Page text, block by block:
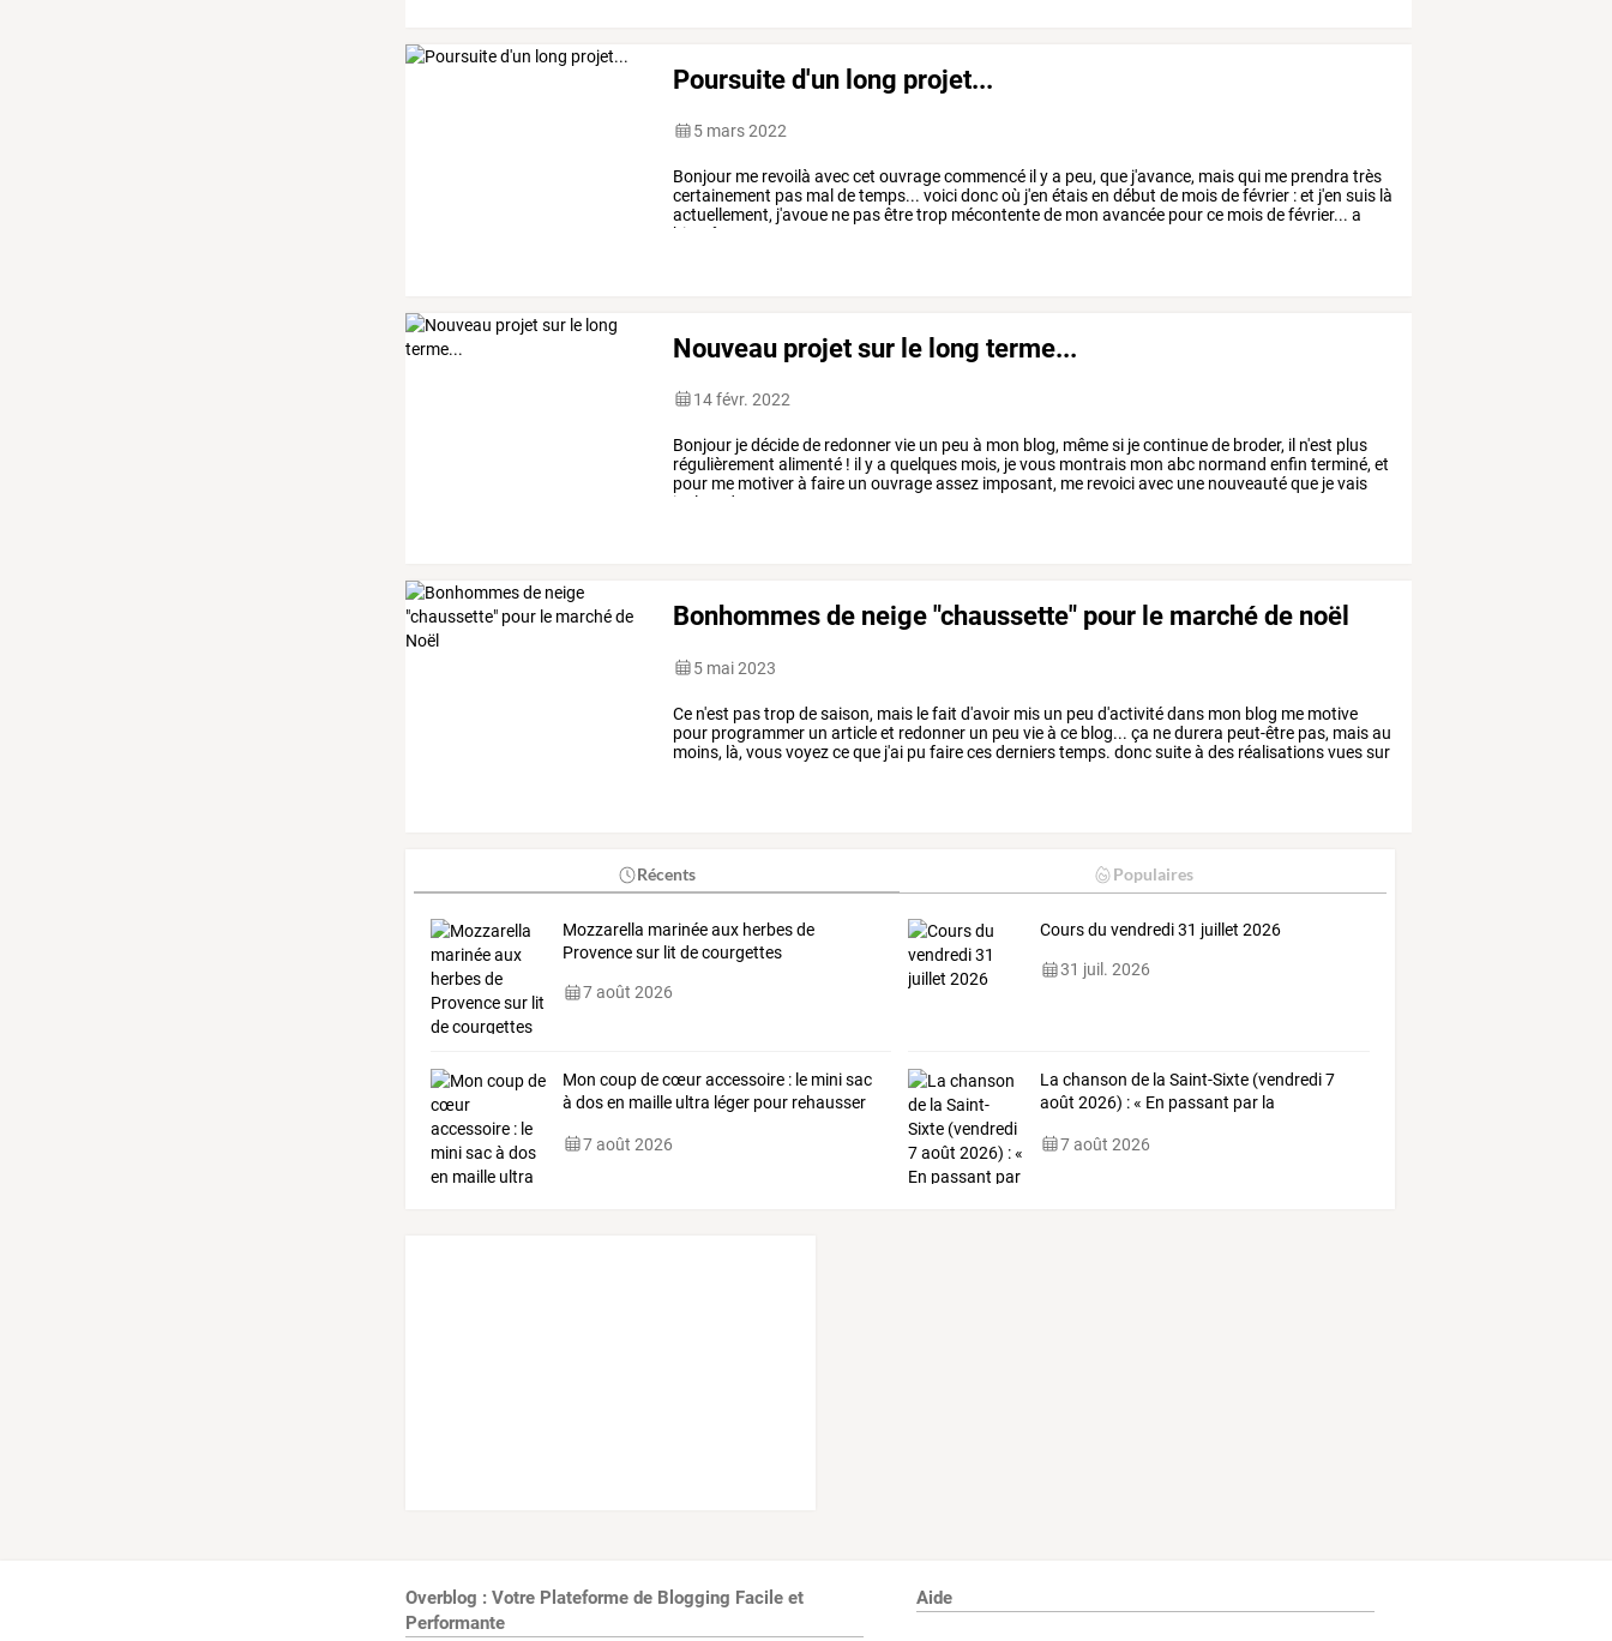
Poursuite d'un long projet...
5 mars 2022
Bonjour me revoilà aveccet ouvragecommencé il ya peu, que j'avance, maisqui me prendra très
certainement pas mal detemps... voicidoncoù j'en étaisen début de moisdefévrier :et j'en suis là
actuellement, j'avoue ne pasêtretrop mécontentede mon avancée pource moisdefévrier... a
bientôt
Nouveau projet sur le long terme...
14 févr. 2022
Bonjour jedécidede redonnervie un peu à mon blog, mêmesi jecontinuede broder, il n'est plus
régulièrement alimenté ! il ya quelques mois, jevous montrais mon abc normand enfin terminé, et
pour me motiverà faire un ouvrageassez imposant, me revoiciavec une nouveautéque jevais
inclure
dans
Bonhommes de neige "chaussette" pour le marché de noël
5 mai 2023
Ce n'est pastropdesaison, mais lefait d'avoir mis un peu d'activitédans mon blog me motive
pour programmer un articleet redonner un peu vieà ce blog... ça nedurera peut-être pas, maisau
moins, là, vousvoyezceque j'ai pu fairecesdernierstemps. doncsuiteà des réalisationsvuessur
Récents Populaires
Mozzarella marinée aux herbes de
Provence sur lit de courgettes
7 août 2026
Cours du vendredi 31 juillet 2026
31 juil. 2026
Mon coupdecœuraccessoire:leminisac
à dosen mailleultra légerpourrehausser
7 août 2026
La chanson de la Saint-Sixte (vendredi 7
août 2026) : « En passant par la
7 août 2026
Overblog : Votre Plateforme de Blogging Facile et
Performante
Aide